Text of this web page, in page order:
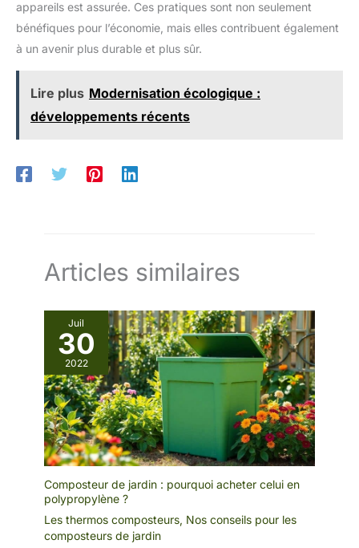
appareils est assurée. Ces pratiques sont non seulement
bénéfiques pour l’économie, mais elles contribuent également
à un avenir plus durable et plus sûr.
Lire plus Modernisation écologique :
développements récents
Articles similaires
Juil
30
2022
Composteur de jardin : pourquoi acheter celui en
polypropylène ?
Les thermos composteurs, Nos conseils pour les
composteurs de jardin